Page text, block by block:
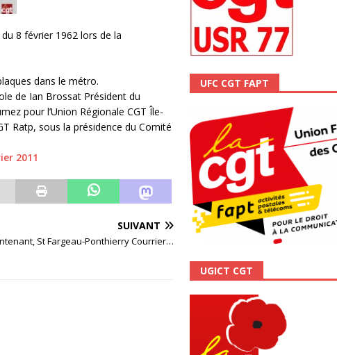
ACTUALITÉ
8 février 1962 lors de la
dans le métro.
de Ian Brossat Président du
pour l’Union Régionale CGT Île-
Ratp, sous la présidence du Comité
2011
SUIVANT
St Fargeau-Ponthierry Courrier…
UFC CGT FAPT
UGICT CGT